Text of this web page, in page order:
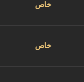
خاص
خاص